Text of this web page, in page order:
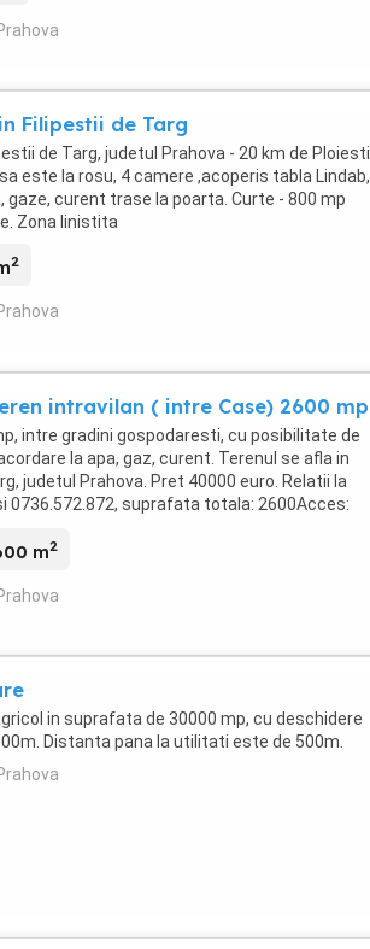
Filipestii de Targ
de Targ, judetul Prahova - 20 km de Ploiesti
este la rosu, 4 camere ,acoperis tabla Lindab,
gaze, curent trase la poarta. Curte - 800 mp
Zona linistita
2
intravilan ( intre Case) 2600 mp
intre gradini gospodaresti, cu posibilitate de
la apa, gaz, curent. Terenul se afla in
judetul Prahova. Pret 40000 euro. Relatii la
0736.572.872, suprafata totala: 2600Acces:
m2
in suprafata de 30000 mp, cu deschidere
Distanta pana la utilitati este de 500m.